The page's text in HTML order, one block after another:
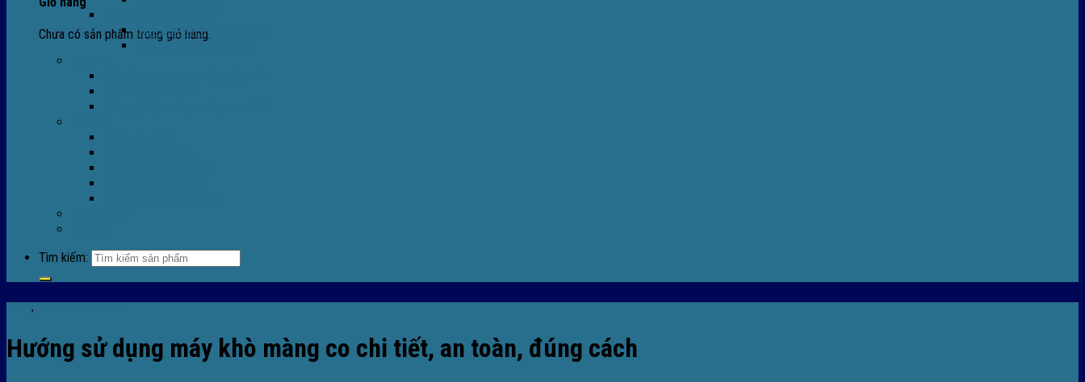
Chưa có sản phẩm trong giỏ hàng.
Máy Hàn Miệng Túi FR-770
Máy Đóng Đai FOREVER
Tìm kiếm:
,
Hướng sử dụng máy khò màng co chi tiết, an toàn, đúng cách